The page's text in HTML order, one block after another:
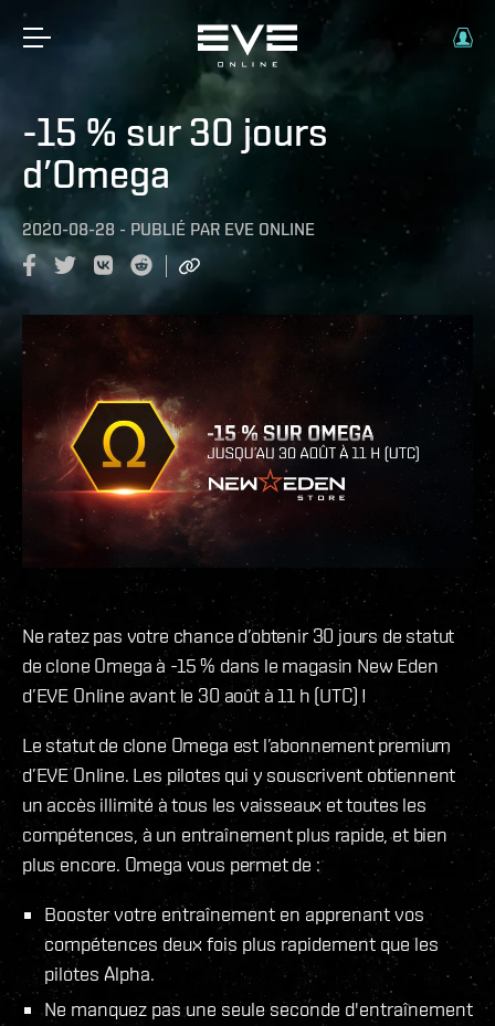
-15 % sur 30 jours
d’Omega
2020-08-28 - PUBLIÉ PAR EVE ONLINE
Ne ratez pas votre chance d’obtenir 30 jours de statut
de clone Omega à -15 % dans le magasin New Eden
d’EVE Online avant le 30 août à 11 h (UTC) !
Le statut de clone Omega est l’abonnement premium
d’EVE Online. Les pilotes qui y souscrivent obtiennent
un accès illimité à tous les vaisseaux et toutes les
compétences, à un entraînement plus rapide, et bien
plus encore. Omega vous permet de :
Booster votre entraînement en apprenant vos
compétences deux fois plus rapidement que les
pilotes Alpha.
Ne manquez pas une seule seconde d'entraînement